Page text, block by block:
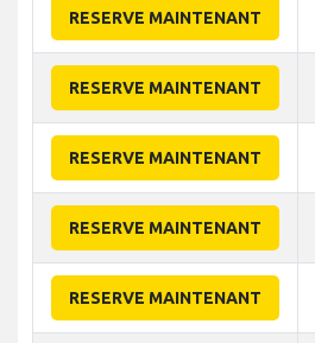
RESERVE MAINTENANT
RESERVE MAINTENANT
RESERVE MAINTENANT
RESERVE MAINTENANT
RESERVE MAINTENANT